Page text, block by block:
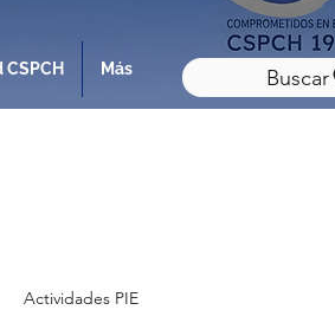
Más Buscar
Actividades PIE